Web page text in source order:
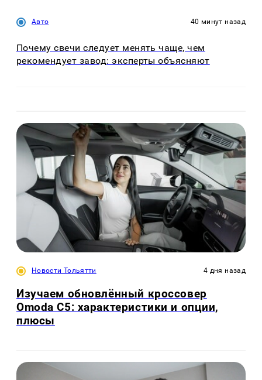
Авто 40 минут назад
Почему свечи следует менять чаще, чем
рекомендует завод: эксперты объясняют
Новости Тольятти 4 дня назад
Изучаем обновлённый кроссовер
Omoda C5: характеристики и опции,
плюсы